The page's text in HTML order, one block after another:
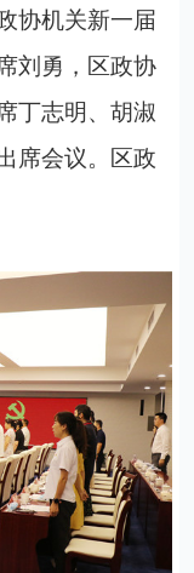
协机关新一届
刘勇，区政协
丁志明、胡淑
席会议。区政